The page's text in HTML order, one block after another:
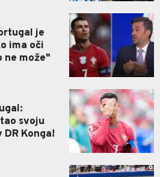
je
ima oči
ne može"
1
svoju
Konga!
0
0